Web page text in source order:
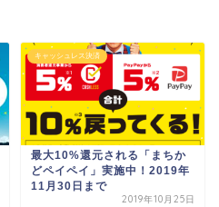
キャッシュレス決済
最大10%還元される「まちか
どペイペイ」実施中！2019年
11月30日まで
2019年10月25日